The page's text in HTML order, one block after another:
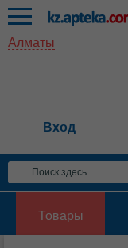
Алматы
Вход
Товары